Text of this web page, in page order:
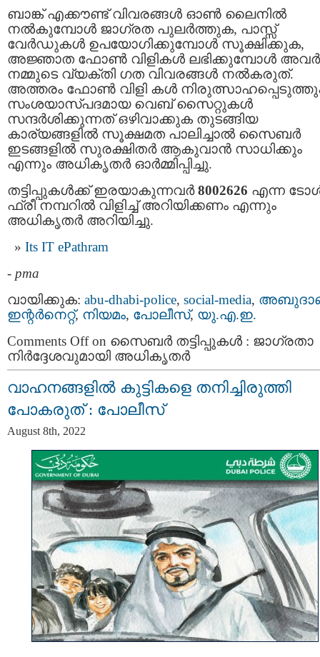
ബാങ്ക് എക്കൗണ്ട് വിവരങ്ങൾ ഓൺ ലൈനിൽ
നല്‍കുമ്പോള്‍ ജാഗ്രത പുലര്‍ത്തുക, പാസ്സ്
വേർഡുകൾ ഉപയോഗിക്കുമ്പോൾ സൂക്ഷിക്കുക,
അജ്ഞാത ഫോൺ വിളികൾ ലഭിക്കുമ്പോള്‍
നമ്മുടെ വ്യക്തി ഗത വിവരങ്ങള്‍ നല്‍കരുത്.
അത്തരം ഫോണ്‍ വിളി കൾ
സംശയാസ്പദമായ വെബ് സൈറ്റുകള്‍
സന്ദർശിക്കുന്നത് ഒഴിവാക്കുക തുടങ്ങിയ
കാര്യങ്ങളില്‍ സൂക്ഷമത പാലിച്ചാല്‍ സൈബർ
ഇടങ്ങളിൽ സുരക്ഷിതര്‍ ആകുവാന്‍ സാധിക്കും
എന്നും അധികൃതർ ഓര്‍മ്മിപ്പിച്ചു.
തട്ടിപ്പുകൾക്ക് ഇരയാകുന്നവർ8002626 എന്ന
ഫ്രീ നമ്പറിൽ വിളിച്ച് അറിയിക്കണം എന്നും
അധികൃതർ അറിയിച്ചു.
Its IT ePathram
- pma
വായിക്കുക: abu-dhabi-police, social-media,
ഇന്റര്‍നെറ്റ്‌, നിയമം, പോലീസ്, യു.എ.ഇ.
Comments Offon സൈബർ തട്ടിപ്പുകൾ : ജാഗ്രതാ
നിര്‍ദ്ദേശവുമായി അധികൃതര്‍
വാഹനങ്ങളിൽ കുട്ടികളെ തനിച്ചിരുത്തി
പോകരുത് : പോലീസ്
August 8th, 2022